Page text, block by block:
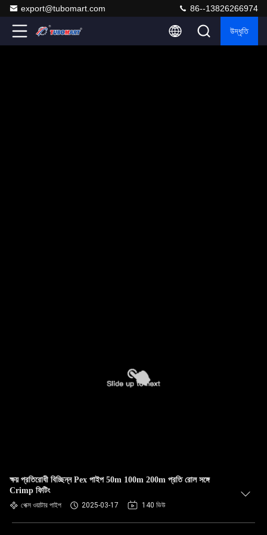
export@tubomart.com 86--13826266974
উদ্ধৃতি
ক্ষয় প্রতিরোধী বিচ্ছিন্ন Pex পাইপ 50m 100m 200m প্রতি রোল সঙ্গে
Crimp ফিটিং
পেক্স ওয়াটার পাইপ 2025-03-17 140 ভিউ